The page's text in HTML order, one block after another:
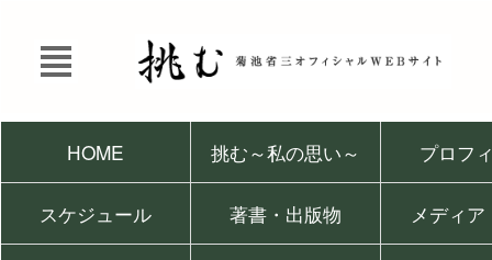
HOME 挑む～私の思い～ プロフ
スケジュール 著書・出版物 メディア